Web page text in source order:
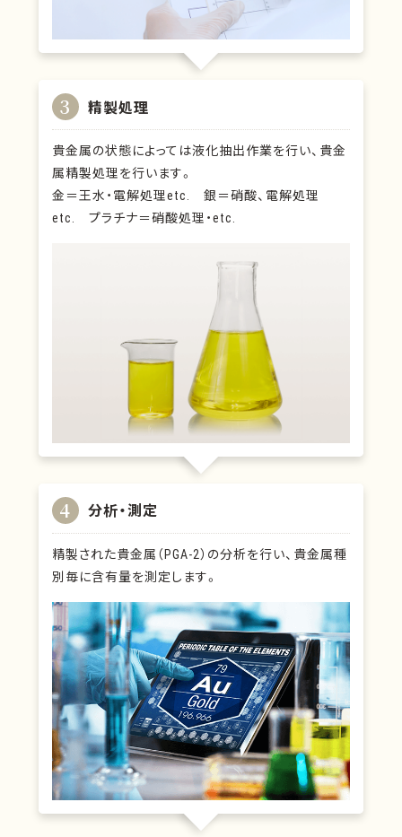
3 精製処理
貴金属の状態によっては液化抽出作業を行い、貴金
属精製処理を行います。
金＝王水・電解処理etc. 銀＝硝酸、電解処理
etc. プラチナ＝硝酸処理・etc.
4 分析・測定
精製された貴金属（PGA-2）の分析を行い、貴金属種
別毎に含有量を測定します。